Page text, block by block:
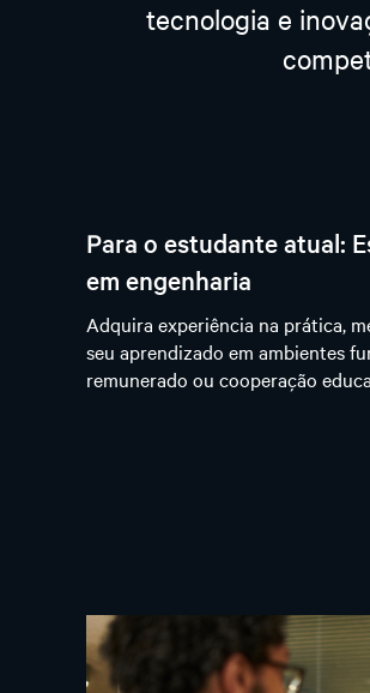
tecnologia e
Para o estudante atual:
em engenharia
Adquira experiência na prática,
seu aprendizado em ambientes
remunerado ou cooperação